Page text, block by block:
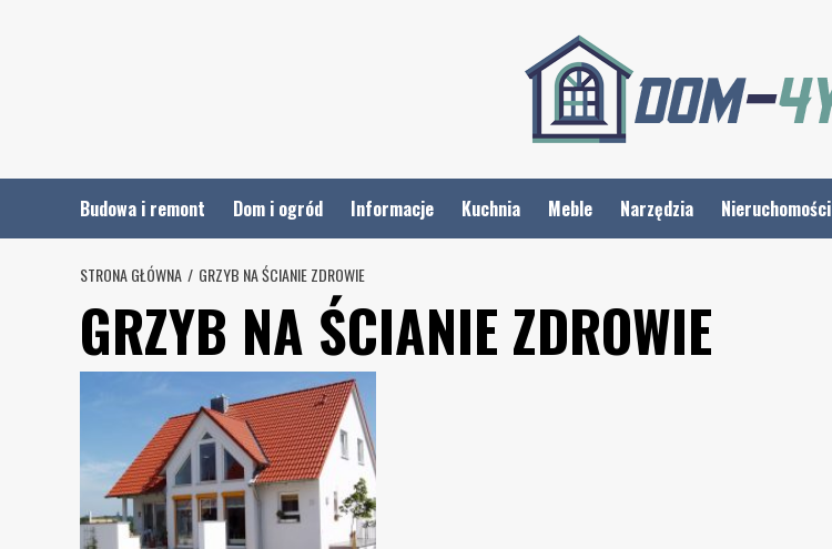
Budowa i remont Dom i ogród Informacje Kuchnia Meble Narzędzia Nieruchomości
STRONA GŁÓWNA GRZYB NA ŚCIANIE ZDROWIE
GRZYB NA ŚCIANIE ZDROWIE